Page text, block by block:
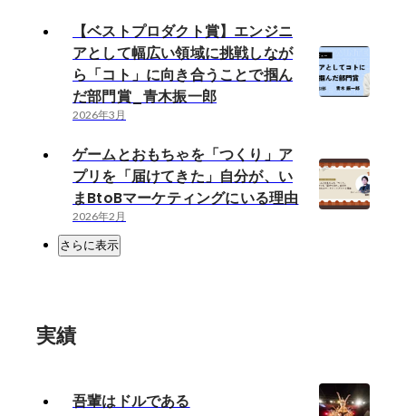
【ベストプロダクト賞】エンジニ
アとして幅広い領域に挑戦しなが
ら「コト」に向き合うことで掴ん
だ部門賞_青木振一郎
2026年3月
ゲームとおもちゃを「つくり」ア
プリを「届けてきた」自分が、い
まBtoBマーケティングにいる理由
2026年2月
さらに表示
実績
吾輩はドルである